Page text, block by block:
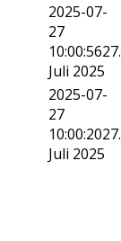
2025-07-
27
10:00:5627.
Juli 2025
2025-07-
27
10:00:2027.
Juli 2025